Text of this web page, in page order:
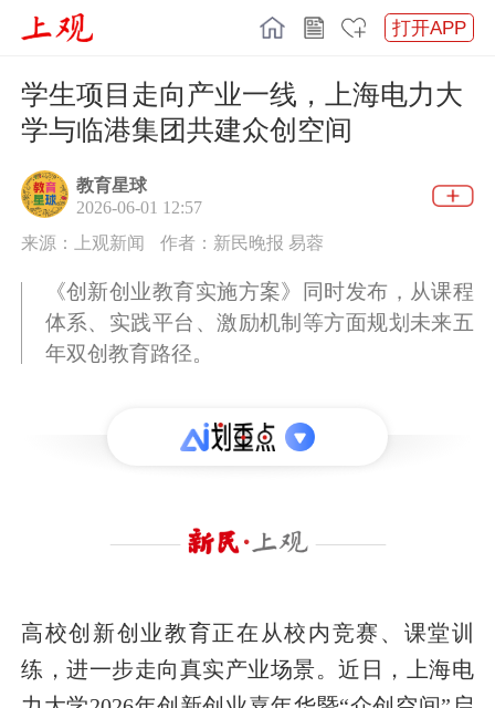
打开APP
学生项目走向产业一线，上海电力大
学与临港集团共建众创空间
教育星球
2026-06-01 12:57
来源：上观新闻
作者：新民晚报 易蓉
《创新创业教育实施方案》同时发布，从课程
体系、实践平台、激励机制等方面规划未来五
年双创教育路径。
高校创新创业教育正在从校内竞赛、课堂训
练，进一步走向真实产业场景。近日，上海电